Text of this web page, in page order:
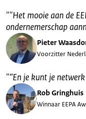
""Het mooie aan de
ondernemerschap
Pieter
Voorzitter
"“En je kunt je
Rob Gringhuis
Winnaar EEPA